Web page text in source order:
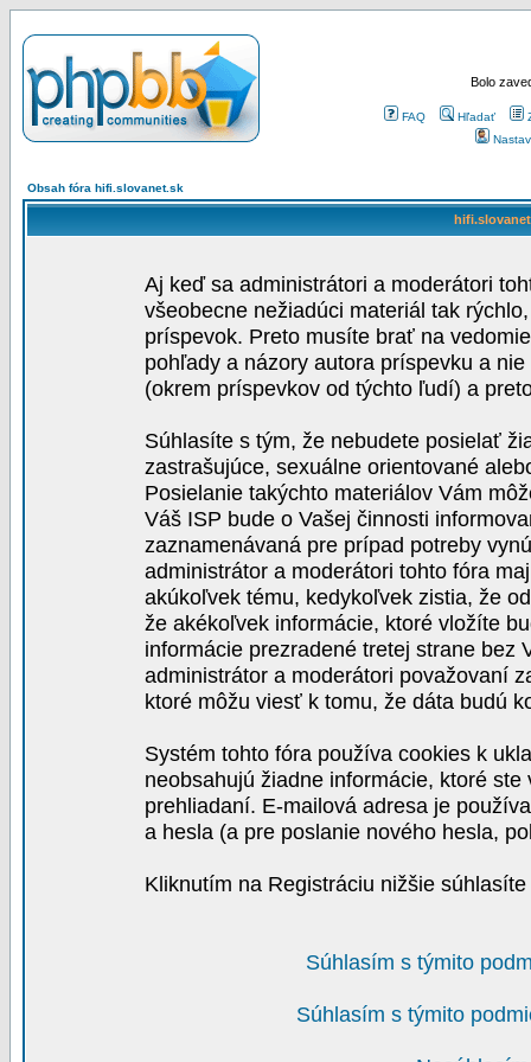
Bolo
FAQ Hľadať
Obsah fóra hifi.slovanet.sk
Aj keď sa administrátori a moderátori
všeobecne nežiadúci materiál tak
príspevok. Preto musíte brať na
pohľady a názory autora príspevku a
(okrem príspevkov od týchto ľudí) a
Súhlasíte s tým, že nebudete posielať
zastrašujúce, sexuálne orientované
Posielanie takýchto materiálov Vám
Váš ISP bude o Vašej činnosti
zaznamenávaná pre prípad potreby
administrátor a moderátori tohto fóra
akúkoľvek tému, kedykoľvek zistia, že
že akékoľvek informácie, ktoré vložíte
informácie prezradené tretej strane bez
administrátor a moderátori považovaní
ktoré môžu viesť k tomu, že dáta budú
Systém tohto fóra používa cookies k
neobsahujú žiadne informácie, ktoré
prehliadaní. E-mailová adresa je
a hesla (a pre poslanie nového hesla,
Kliknutím na Registráciu nižšie
Súhlasím s týmito
Súhlasím s týmito